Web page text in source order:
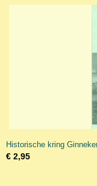
Historische kring
€ 2,95